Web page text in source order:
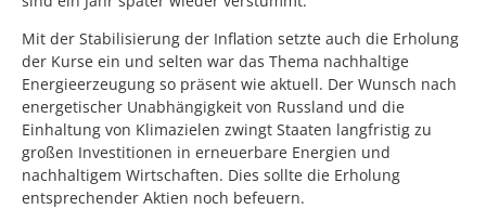
Mit der Stabilisierung der Inflation setzte auch die Erholung
der Kurse ein und selten war das Thema nachhaltige
Energieerzeugung so präsent wie aktuell. Der Wunsch nach
energetischer Unabhängigkeit von Russland und die
Einhaltung von Klimazielen zwingt Staaten langfristig zu
großen Investitionen in erneuerbare Energien und
nachhaltigem Wirtschaften. Dies sollte die Erholung
entsprechender Aktien noch befeuern.